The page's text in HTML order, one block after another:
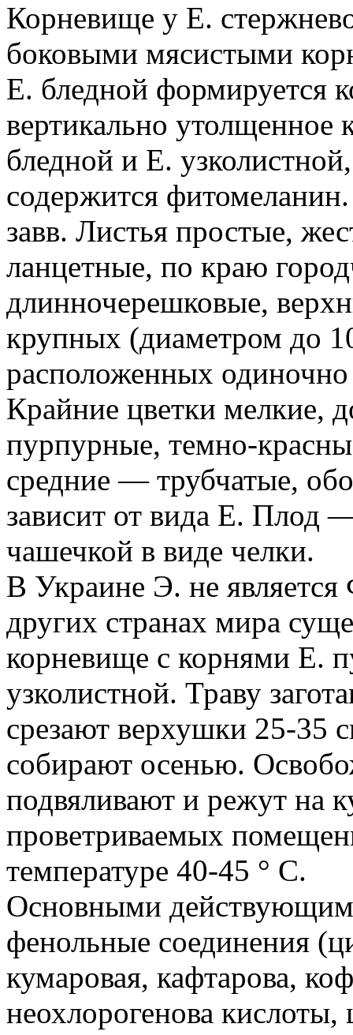
Корневище у Е.
боковыми мясистыми
Е. бледной формируется
вертикально
бледной и Е.
содержится
завв. Листья простые,
ланцетные, по краю
длинночерешковые,
крупных (диаметром до
расположенных одиночно
Крайние цветки мелкие,
пурпурные, темно-
средние — трубчатые,
зависит от вида Е. Плод
чашечкой в виде челки.
В Украине Э. не
других странах мира
корневище с корнями Е.
узколистной. Траву
срезают верхушки 25-35
собирают осенью.
подвяливают и режут на
проветриваемых
температуре 40-45 ° С.
Основными
фенольные соединения
кумаровая, кафтарова,
неохлорогенова